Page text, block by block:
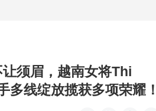
让须眉，越南女将Thi
多线绽放揽获多项荣耀